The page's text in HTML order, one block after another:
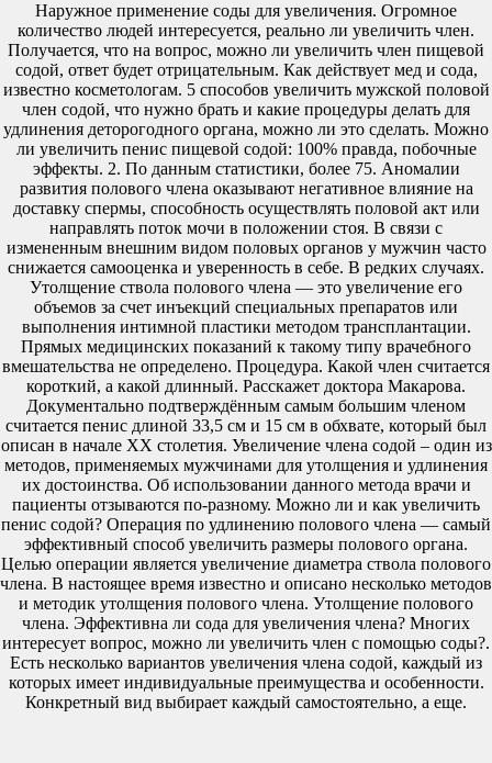
Наружное применение соды для увеличения. Огромное
количество людей интересуется, реально ли увеличить член.
Получается, что на вопрос, можно ли увеличить член пищевой
содой, ответ будет отрицательным. Как действует мед и сода,
известно косметологам. 5 способов увеличить мужской половой
член содой, что нужно брать и какие процедуры делать для
удлинения деторогодного органа, можно ли это сделать. Можно
ли увеличить пенис пищевой содой: 100% правда, побочные
эффекты. 2. По данным статистики, более 75. Аномалии
развития полового члена оказывают негативное влияние на
доставку спермы, способность осуществлять половой акт или
направлять поток мочи в положении стоя. В связи с
измененным внешним видом половых органов у мужчин часто
снижается самооценка и уверенность в себе. В редких случаях.
Утолщение ствола полового члена — это увеличение его
объемов за счет инъекций специальных препаратов или
выполнения интимной пластики методом трансплантации.
Прямых медицинских показаний к такому типу врачебного
вмешательства не определено. Процедура. Какой член считается
короткий, а какой длинный. Расскажет доктора Макарова.
Документально подтверждённым самым большим членом
считается пенис длиной 33,5 см и 15 см в обхвате, который был
описан в начале ΧΧ столетия. Увеличение члена содой – один из
методов, применяемых мужчинами для утолщения и удлинения
их достоинства. Об использовании данного метода врачи и
пациенты отзываются по-разному. Можно ли и как увеличить
пенис содой? Операция по удлинению полового члена — самый
эффективный способ увеличить размеры полового органа.
Целью операции является увеличение диаметра ствола полового
члена. В настоящее время известно и описано несколько методов
и методик утолщения полового члена. Утолщение полового
члена. Эффективна ли сода для увеличения члена? Многих
интересует вопрос, можно ли увеличить член с помощью соды?.
Есть несколько вариантов увеличения члена содой, каждый из
которых имеет индивидуальные преимущества и особенности.
Конкретный вид выбирает каждый самостоятельно, а еще.